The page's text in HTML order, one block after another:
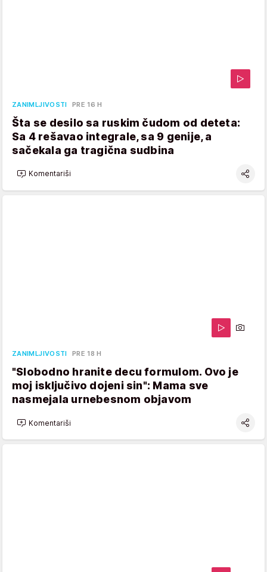
ZANIMLJIVOSTI PRE 16 H
Šta se desilo sa ruskim čudom od deteta:
Sa 4 rešavao integrale, sa 9 genije, a
sačekala ga tragična sudbina
Komentariši
ZANIMLJIVOSTI PRE 18 H
"Slobodno hranite decu formulom. Ovo je
moj isključivo dojeni sin": Mama sve
nasmejala urnebesnom objavom
Komentariši